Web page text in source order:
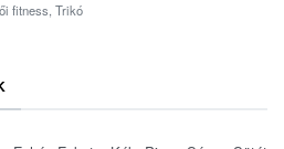
fitness Trikó